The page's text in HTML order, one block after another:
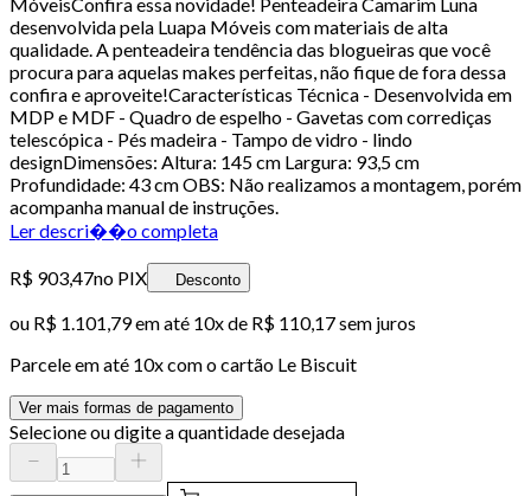
desenvolvida pela Luapa Móveis com materiais de alta
qualidade. A penteadeira tendência das blogueiras que você
procura para aquelas makes perfeitas, não fique de fora dessa
confira e aproveite!Características Técnica - Desenvolvida em
MDP e MDF - Quadro de espelho - Gavetas com corrediças
telescópica - Pés madeira - Tampo de vidro - lindo
designDimensões: Altura: 145 cm Largura: 93,5 cm
Profundidade: 43 cm OBS: Não realizamos a montagem, porém
acompanha manual de instruções.
Ler descri��o completa
R$ 903,47no PIX Desconto
ou R$ 1.101,79em até 10x de R$ 110,17 sem juros
Parcele em até 10x com o cartão Le Biscuit
Ver mais formas de pagamento
Selecione ou digite a quantidade desejada